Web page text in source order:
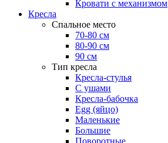
Кровати с механизмом
Кресла
Спальное место
70-80 см
80-90 см
90 см
Тип кресла
Кресла-стулья
С ушами
Кресла-бабочка
Egg (яйцо)
Маленькие
Большие
Поворотные